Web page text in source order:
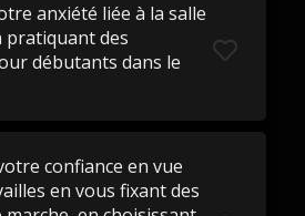
anxiété liée à la salle
pratiquant des
débutants dans le
confiance en vue
en vous fixant des